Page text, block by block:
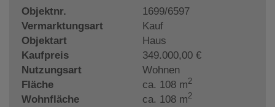
Objektnr.
1699/6597
Vermarktungsart
Kauf
Objektart
Haus
Kaufpreis
349.000,00 €
Nutzungsart
Wohnen
Fläche
ca. 108 m2
Wohnfläche ca. 108 m2